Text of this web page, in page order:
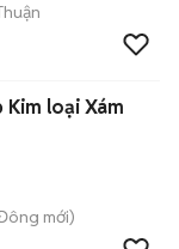
Kim loại Xám
mới)